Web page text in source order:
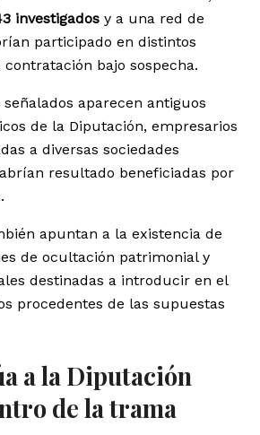
investigados y a una red de
participado en distintos
bajo sospecha.
aparecen antiguos
de la Diputación, empresarios
a diversas sociedades
resultado beneficiadas por
apuntan a la existencia de
de ocultación patrimonial y
destinadas a introducir en el
procedentes de las supuestas
a la Diputación
de la trama